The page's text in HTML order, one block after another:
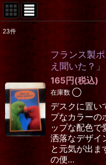
:
並び順:
23件
フランス製
え聞いた？」
165 円 (税込)
在庫数 ◯
デスクに置い
プなカラーの
ップな配色で
洒落なデザイ
と元気が出ま
の便…